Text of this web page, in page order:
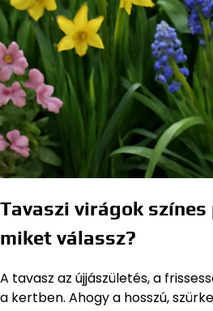
Tavaszi virágok
miket válassz?
A tavasz az újjászületés, a
a kertben. Ahogy a hosszú,